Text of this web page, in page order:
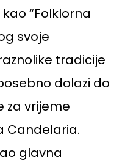
“Folklorna
svoje
tradicije
dolazi do
za vrijeme
Candelaria.
glavna